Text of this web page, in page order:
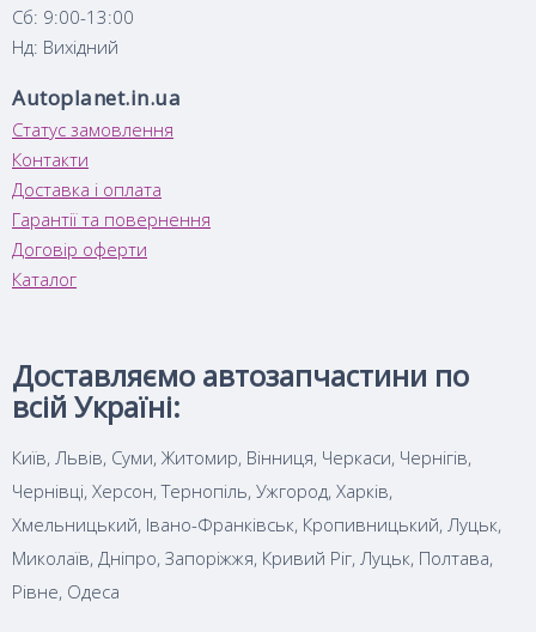
Сб: 9:00-13:00
Нд: Вихідний
Autoplanet.in.ua
Статус замовлення
Контакти
Доставка і оплата
Гарантії та повернення
Договір оферти
Каталог
Доставляємо автозапчастини по
всій Україні:
Київ, Львів, Суми, Житомир, Вінниця, Черкаси, Чернігів,
Чернівці, Херсон, Тернопіль, Ужгород, Харків,
Хмельницький, Івано-Франківськ, Кропивницький, Луцьк,
Миколаїв, Дніпро, Запоріжжя, Кривий Ріг, Луцьк, Полтава,
Рівне, Одеса